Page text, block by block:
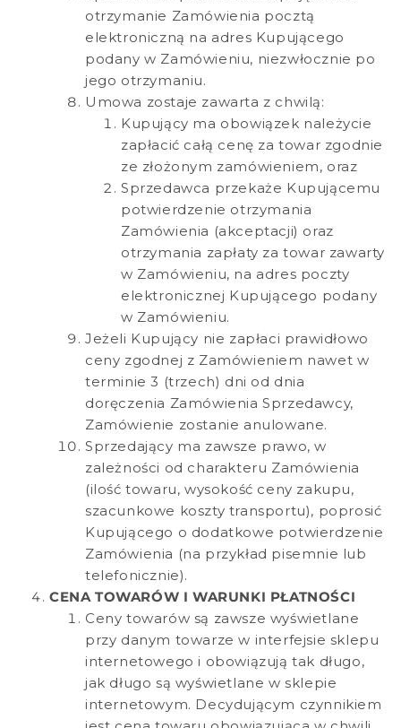
otrzymanie Zamówienia pocztą
elektroniczną na adres Kupującego
podany w Zamówieniu, niezwłocznie po
jego otrzymaniu.
Umowa zostaje zawarta z chwilą:
Kupujący ma obowiązek należycie
zapłacić całą cenę za towar zgodnie
ze złożonym zamówieniem, oraz
Sprzedawca przekaże Kupującemu
potwierdzenie otrzymania
Zamówienia (akceptacji) oraz
otrzymania zapłaty za towar zawarty
w Zamówieniu, na adres poczty
elektronicznej Kupującego podany
w Zamówieniu.
Jeżeli Kupujący nie zapłaci prawidłowo
ceny zgodnej z Zamówieniem nawet w
terminie 3 (trzech) dni od dnia
doręczenia Zamówienia Sprzedawcy,
Zamówienie zostanie anulowane.
Sprzedający ma zawsze prawo, w
zależności od charakteru Zamówienia
(ilość towaru, wysokość ceny zakupu,
szacunkowe koszty transportu), poprosić
Kupującego o dodatkowe potwierdzenie
Zamówienia (na przykład pisemnie lub
telefonicznie).
CENA TOWARÓW I WARUNKI PŁATNOŚCI
Ceny towarów są zawsze wyświetlane
przy danym towarze w interfejsie sklepu
internetowego i obowiązują tak długo,
jak długo są wyświetlane w sklepie
internetowym. Decydującym czynnikiem